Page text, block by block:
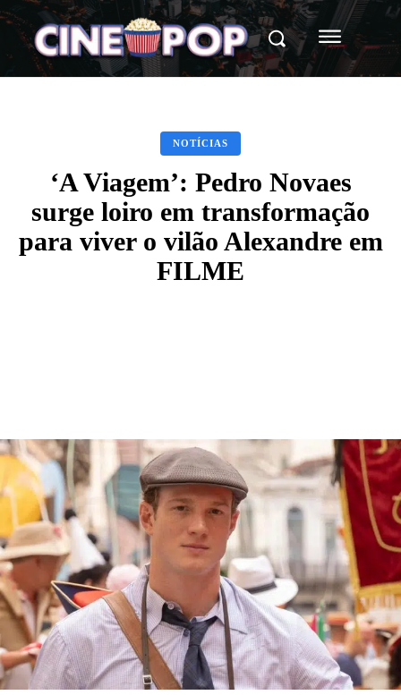
NOTÍCIAS
‘A Viagem’: Pedro Novaes
surge loiro em transformação
para viver o vilão Alexandre em
FILME